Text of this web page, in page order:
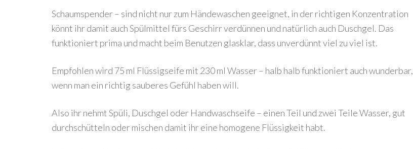
Schaumspender – sind nicht nur zum Händewaschen geeignet, in der richtigen Konzentration
könnt ihr damit auch Spülmittel fürs Geschirr verdünnen und natürlich auch Duschgel. Das
funktioniert prima und macht beim Benutzen glasklar, dass unverdünnt viel zu viel ist.
Empfohlen wird 75 ml Flüssigseife mit 230 ml Wasser – halb halb funktioniert auch wunderbar,
wenn man ein richtig sauberes Gefühl haben will.
Also ihr nehmt Spüli, Duschgel oder Handwaschseife – einen Teil und zwei Teile Wasser, gut
durchschütteln oder mischen damit ihr eine homogene Flüssigkeit habt.